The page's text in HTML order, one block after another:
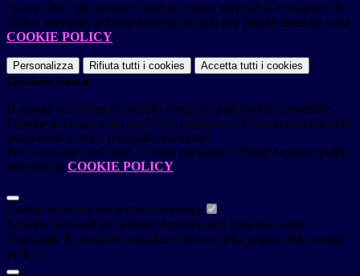
Questo sito o gli strumenti terzi da questo utilizzati si avvalgono di
cookie necessari al funzionamento ed utili alle finalità illustrate nella
COOKIE POLICY.
Personalizza Rifiuta tutti i cookies Accetta tutti i cookies
Gestione cookie
In questa schermata è possibile scegliere quali cookie consentire.
I cookie necessari sono quelli che consentono il funzionamento della
piattaforma e non è possibile disabilitarli.
Per conoscere quali sono i cookie necessari al funzionamento potete
visionare la COOKIE POLICY.
Cookie necessari per il funzionamento
I cookie necessari per il funzionamento non possono essere
disabilitati. È possibile consultare l'elenco nella pagina della cookie
policy.